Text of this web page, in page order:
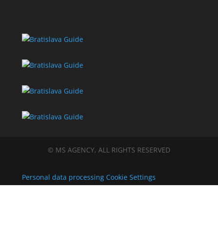
© MS AGENCY, ALL RIGHTS RESERVED
Personal data processing Cookie Settings